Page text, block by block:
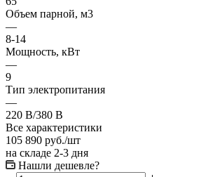
Oбъем парной, м3
—
8-14
Мощность, кВт
—
9
Тип электропитания
—
220 В/380 В
Все характеристики
105 890 руб./шт
на складе 2-3 дня
Нашли дешевле?